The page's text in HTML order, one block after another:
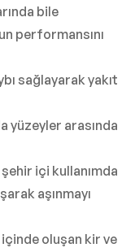
bile
performansını
sağlayarak yakıt
yüzeyler arasında
içi kullanımda
aşınmayı
oluşan kir ve